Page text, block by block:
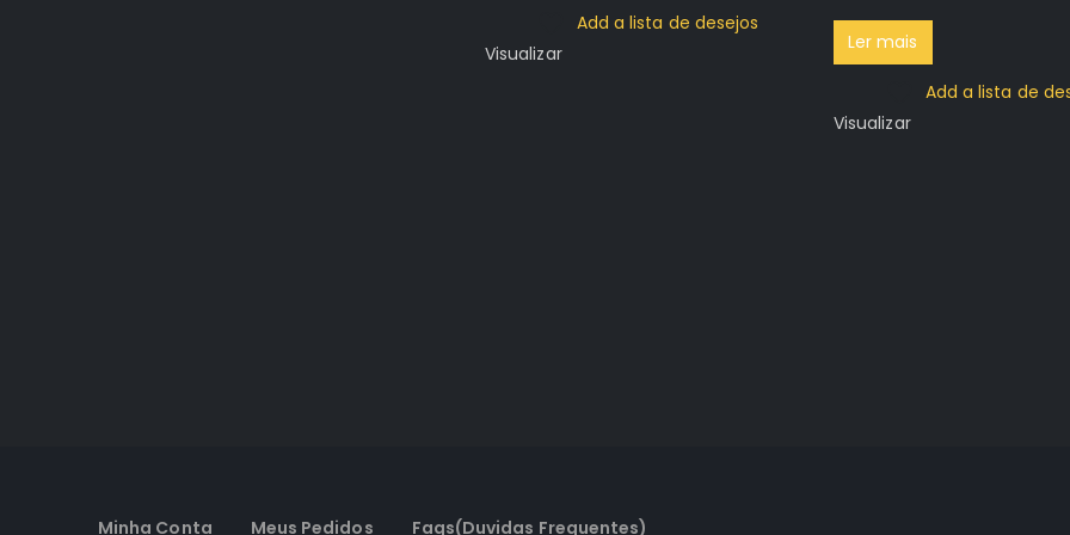
Add a lista de desejos
Visualizar
R$49.96.
Ler mais
Add a lista de
Visualizar
Minha Conta Meus Pedidos Faqs(Duvidas Frequentes)